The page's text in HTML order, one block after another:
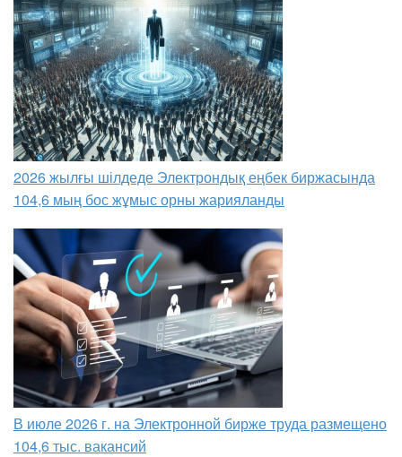
2026 жылғы шілдеде Электрондық еңбек биржасында
104,6 мың бос жұмыс орны жарияланды
В июле 2026 г. на Электронной бирже труда размещено
104,6 тыс. вакансий